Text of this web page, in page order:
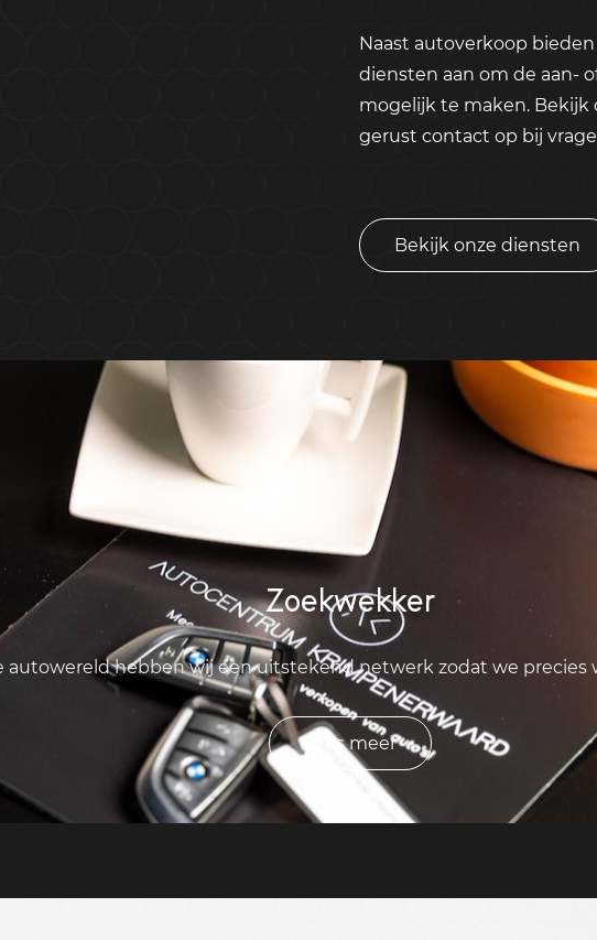
Naast autoverkoop
diensten aan om de aan-
mogelijk te maken. Bekijk
gerust contact op bij
Bekijk onze diensten
Zoekwekker
autowereld hebben wij een uitstekend netwerk zodat we
Lees meer